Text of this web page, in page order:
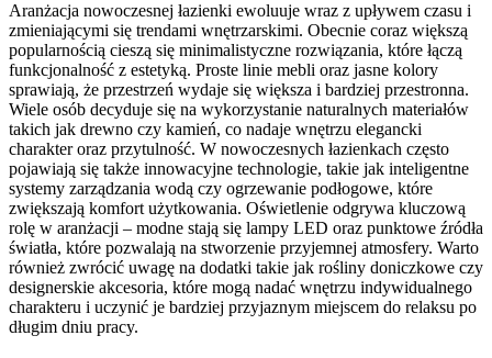
Aranżacja nowoczesnej łazienki ewoluuje wraz z upływem czasu i
zmieniającymi się trendami wnętrzarskimi. Obecnie coraz większą
popularnością cieszą się minimalistyczne rozwiązania, które łączą
funkcjonalność z estetyką. Proste linie mebli oraz jasne kolory
sprawiają, że przestrzeń wydaje się większa i bardziej przestronna.
Wiele osób decyduje się na wykorzystanie naturalnych materiałów
takich jak drewno czy kamień, co nadaje wnętrzu elegancki
charakter oraz przytulność. W nowoczesnych łazienkach często
pojawiają się także innowacyjne technologie, takie jak inteligentne
systemy zarządzania wodą czy ogrzewanie podłogowe, które
zwiększają komfort użytkowania. Oświetlenie odgrywa kluczową
rolę w aranżacji – modne stają się lampy LED oraz punktowe źródła
światła, które pozwalają na stworzenie przyjemnej atmosfery. Warto
również zwrócić uwagę na dodatki takie jak rośliny doniczkowe czy
designerskie akcesoria, które mogą nadać wnętrzu indywidualnego
charakteru i uczynić je bardziej przyjaznym miejscem do relaksu po
długim dniu pracy.